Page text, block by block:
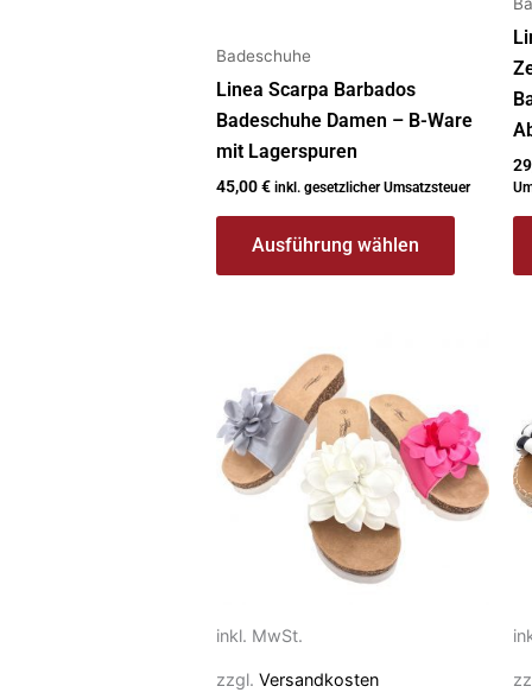
Badeschuhe
Linea Scarpa Barbados
Badeschuhe Damen – B-Ware
mit Lagerspuren
45,00€ inkl. gesetzlicher Umsatzsteuer
Ausführung wählen
inkl. MwSt.
zzgl. Versandkosten
Produkt
weist
mehrere
Varianten
auf.
auf
Produktseite